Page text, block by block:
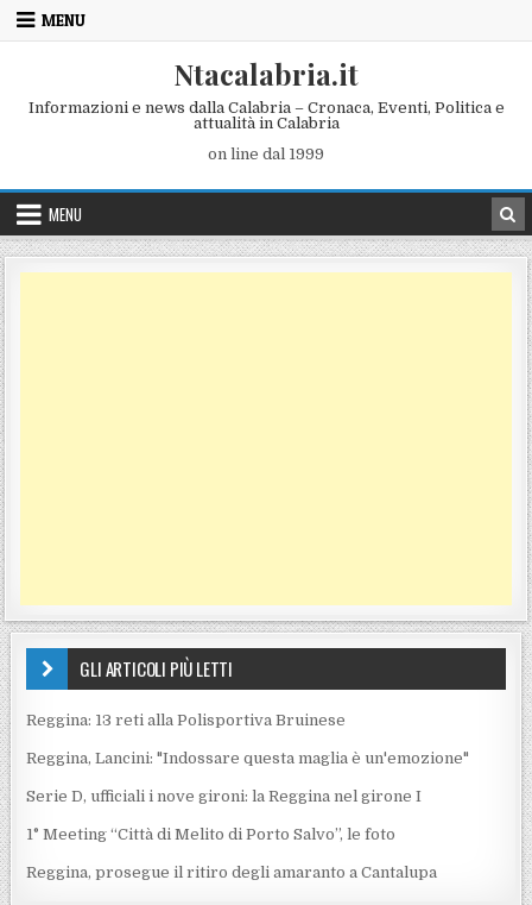
Skip to content
MENU
Ntacalabria.it
Informazioni e news dalla Calabria – Cronaca, Eventi, Politica e
attualità in Calabria
on line dal 1999
MENU
GLI ARTICOLI PIÙ LETTI
Reggina: 13 reti alla Polisportiva Bruinese
Reggina, Lancini: "Indossare questa maglia è un'emozione"
Serie D, ufficiali i nove gironi: la Reggina nel girone I
1° Meeting “Città di Melito di Porto Salvo”, le foto
Reggina, prosegue il ritiro degli amaranto a Cantalupa